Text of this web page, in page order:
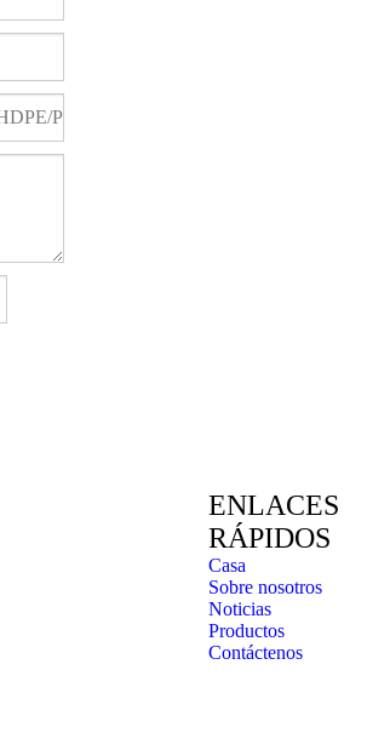
ENLACES
RÁPIDOS
Casa
Sobre nosotros
Noticias
Productos
Contáctenos